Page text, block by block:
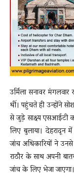
उर्मिला सनावर
थीं। पहुंचते ही उन्होंने
से जुड़े साक्ष्य एसआईटी
लिए बुलाया। देहरादून
जांच अधिकारियों ने
राठौर के साथ अपनी
जांच के लिए भेजा जाएगा।